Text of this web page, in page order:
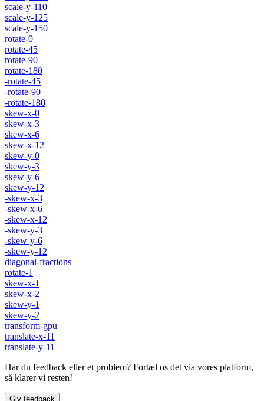
scale-y-110
scale-y-125
scale-y-150
rotate-0
rotate-45
rotate-90
rotate-180
-rotate-45
-rotate-90
-rotate-180
skew-x-0
skew-x-3
skew-x-6
skew-x-12
skew-y-0
skew-y-3
skew-y-6
skew-y-12
-skew-x-3
-skew-x-6
-skew-x-12
-skew-y-3
-skew-y-6
-skew-y-12
diagonal-fractions
rotate-1
skew-x-1
skew-x-2
skew-y-1
skew-y-2
transform-gpu
translate-x-11
translate-y-11
Har du feedback eller et problem? Fortæl os det via vores platform,
så klarer vi resten!
Giv feedback